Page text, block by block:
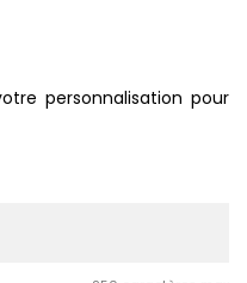
personnalisation pour